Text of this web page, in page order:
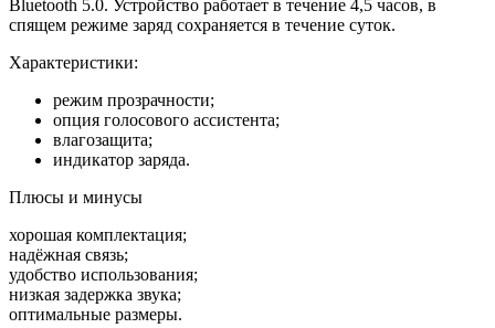
Bluetooth 5.0. Устройство работает в течение 4,5 часов, в
спящем режиме заряд сохраняется в течение суток.
Характеристики:
режим прозрачности;
опция голосового ассистента;
влагозащита;
индикатор заряда.
Плюсы и минусы
хорошая комплектация;
надёжная связь;
удобство использования;
низкая задержка звука;
оптимальные размеры.